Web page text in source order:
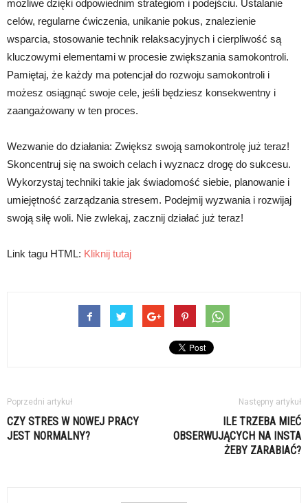
możliwe dzięki odpowiednim strategiom i podejściu. Ustalanie
celów, regularne ćwiczenia, unikanie pokus, znalezienie
wsparcia, stosowanie technik relaksacyjnych i cierpliwość są
kluczowymi elementami w procesie zwiększania samokontroli.
Pamiętaj, że każdy ma potencjał do rozwoju samokontroli i
możesz osiągnąć swoje cele, jeśli będziesz konsekwentny i
zaangażowany w ten proces.
Wezwanie do działania: Zwiększ swoją samokontrolę już teraz!
Skoncentruj się na swoich celach i wyznacz drogę do sukcesu.
Wykorzystaj techniki takie jak świadomość siebie, planowanie i
umiejętność zarządzania stresem. Podejmij wyzwania i rozwijaj
swoją siłę woli. Nie zwlekaj, zacznij działać już teraz!
Link tagu HTML: Kliknij tutaj
Poprzedni artykuł
CZY STRES W NOWEJ PRACY
JEST NORMALNY?
Następny artykuł
ILE TRZEBA MIEĆ
OBSERWUJĄCYCH NA INSTA
ŻEBY ZARABIAĆ?